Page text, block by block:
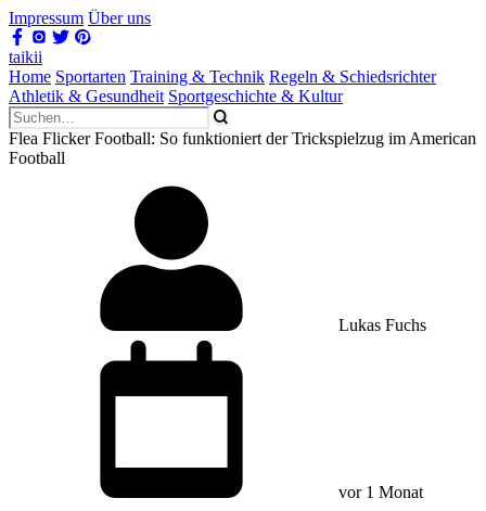
Impressum Über uns
taikii
Home Sportarten Training & Technik Regeln & Schiedsrichter
Athletik & Gesundheit Sportgeschichte & Kultur
Flea Flicker Football: So funktioniert der Trickspielzug im American
Football
Lukas Fuchs
vor 1 Monat